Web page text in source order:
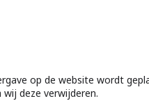
op de website wordt
deze verwijderen.